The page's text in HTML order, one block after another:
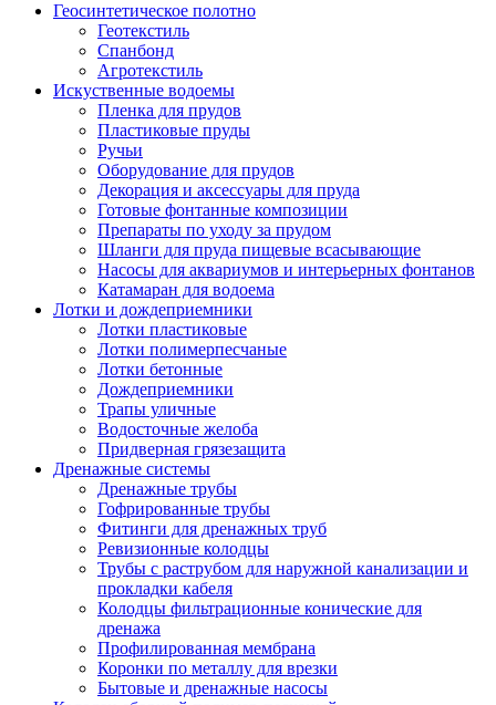
Геосинтетическое полотно
Геотекстиль
Спанбонд
Агротекстиль
Искуственные водоемы
Пленка для прудов
Пластиковые пруды
Ручьи
Оборудование для прудов
Декорация и аксессуары для пруда
Готовые фонтанные композиции
Препараты по уходу за прудом
Шланги для пруда пищевые всасывающие
Насосы для аквариумов и интерьерных фонтанов
Катамаран для водоема
Лотки и дождеприемники
Лотки пластиковые
Лотки полимерпесчаные
Лотки бетонные
Дождеприемники
Трапы уличные
Водосточные желоба
Придверная грязезащита
Дренажные системы
Дренажные трубы
Гофрированные трубы
Фитинги для дренажных труб
Ревизионные колодцы
Трубы с раструбом для наружной канализации и
прокладки кабеля
Колодцы фильтрационные конические для
дренажа
Профилированная мембрана
Коронки по металлу для врезки
Бытовые и дренажные насосы